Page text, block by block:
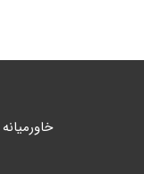
خاورمیانه